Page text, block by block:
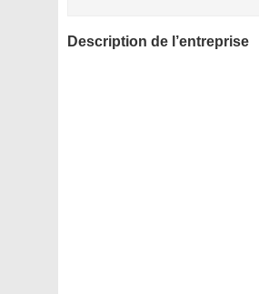
Description de l’entreprise